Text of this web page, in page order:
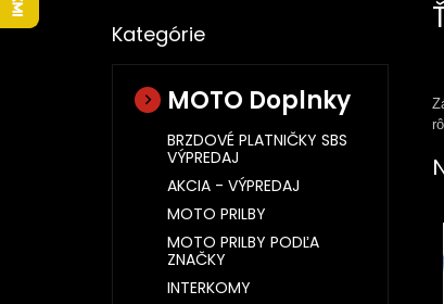
kategórie
Kategórie
MOTO Doplnky
BRZDOVÉ PLATNIČKY SBS
VÝPREDAJ
AKCIA - VÝPREDAJ
MOTO PRILBY
MOTO PRILBY PODĽA
ZNAČKY
INTERKOMY